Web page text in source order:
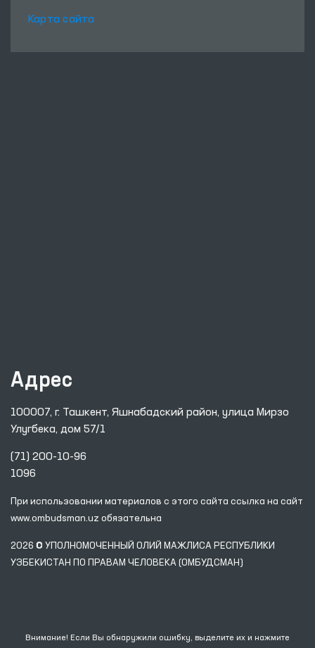
Карта сайта
Адрес
100007, г. Ташкент, Яшнабадский район, улица Мирзо
Улугбека, дом 57/1
(71) 200-10-96
1096
При использовании материалов с этого сайта ссылка на сайт
www.ombudsman.uz обязательна
2026 © УПОЛНОМОЧЕННЫЙ ОЛИЙ МАЖЛИСА РЕСПУБЛИКИ
УЗБЕКИСТАН ПО ПРАВАМ ЧЕЛОВЕКА (ОМБУДСМАН)
Внимание! Если Вы обнаружили ошибку, выделите их и нажмите